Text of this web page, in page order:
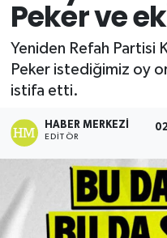
Peker ve
Yeniden Refah Partisi
Peker istediğimiz oy
istifa etti.
HABER MERKEZI
EDITÖR
SAĞLIK
SİYASET
Son Dakika
Haber Arşivi